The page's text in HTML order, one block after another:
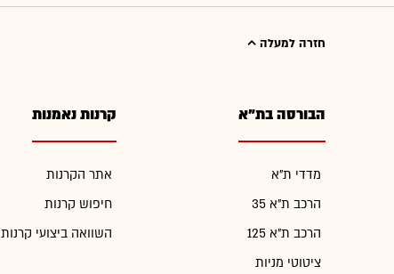
חזרה למעלה
הבורסה בת"א
מדדי ת"א
הרכב ת"א 35
הרכב ת"א 125
ציטוטי מניות
קרנות נאמנות
אתר הקרנות
חיפוש קרנות
השוואה ביצועי קרנות